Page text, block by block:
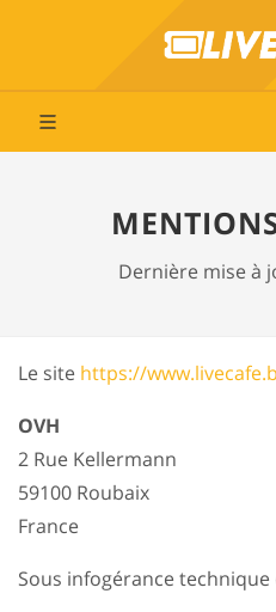
Dernière mise à
Le site https://
OVH
2 Rue Kellermann
59100 Roubaix
France
Sous infogérance technique